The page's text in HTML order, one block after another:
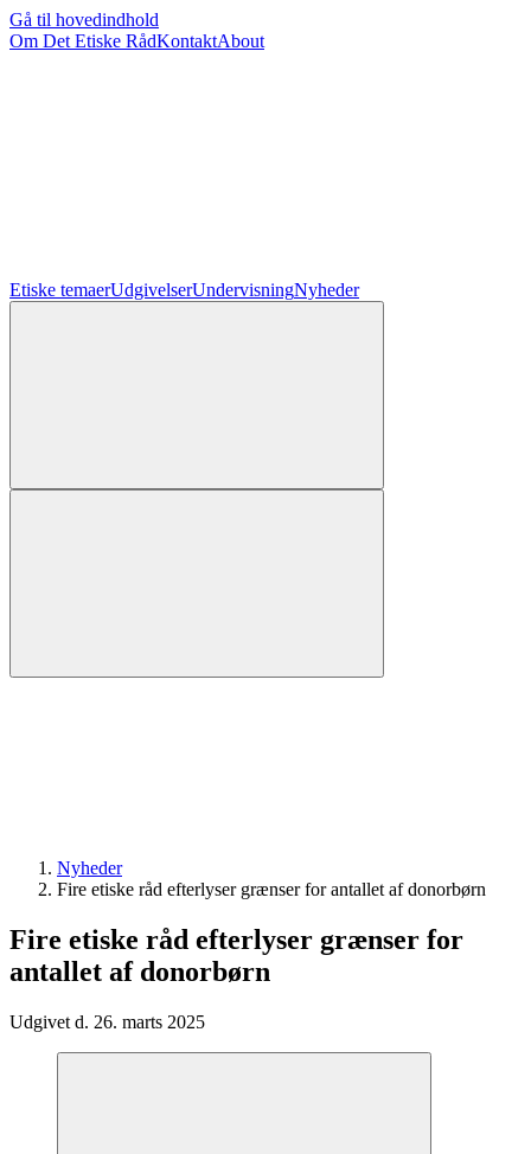
Gå til hovedindhold
Om Det Etiske RådKontaktAbout
Etiske temaerUdgivelserUndervisningNyheder
Nyheder
Fire etiske råd efterlyser grænser for antallet af donorbørn
Fire etiske råd efterlyser grænser for
antallet af donorbørn
Udgivet d. 26. marts 2025